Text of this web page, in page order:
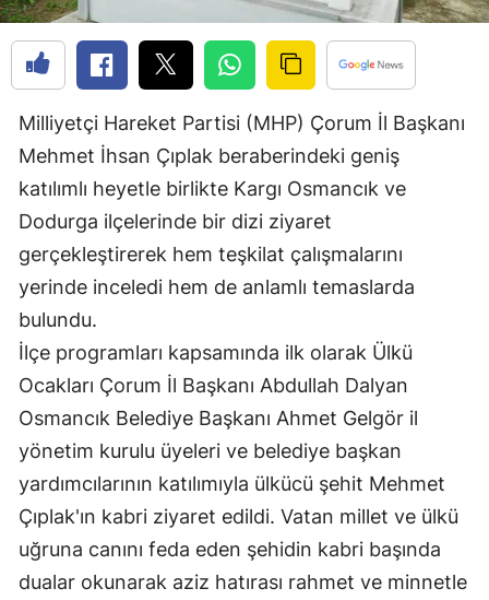
Eskişehir
Gaziantep
Gümüşhane
Hakkari
Isparta
İstanbul
İzmir
Kars
Kastamonu
Kayseri
Milliyetçi Hareket Partisi (MHP) Çorum İl Başkanı
Mehmet İhsan Çıplak beraberindeki geniş
katılımlı heyetle birlikte Kargı Osmancık ve
Dodurga ilçelerinde bir dizi ziyaret
gerçekleştirerek hem teşkilat çalışmalarını
yerinde inceledi hem de anlamlı temaslarda
bulundu.
İlçe programları kapsamında ilk olarak Ülkü
Ocakları Çorum İl Başkanı Abdullah Dalyan
Osmancık Belediye Başkanı Ahmet Gelgör il
yönetim kurulu üyeleri ve belediye başkan
yardımcılarının katılımıyla ülkücü şehit Mehmet
Çıplak'ın kabri ziyaret edildi. Vatan millet ve ülkü
uğruna canını feda eden şehidin kabri başında
dualar okunarak aziz hatırası rahmet ve minnetle